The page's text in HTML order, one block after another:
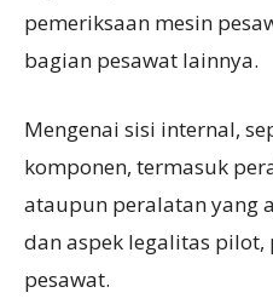
pemeriksaan mesin
bagian pesawat lainnya.
Mengenai sisi internal,
komponen, termasuk
ataupun peralatan yang
dan aspek legalitas
pesawat.